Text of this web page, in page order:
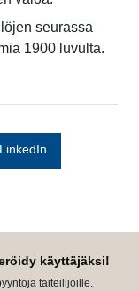
seurassa
1900 luvulta.
LinkedIn
käyttäjäksi!
taiteilijoille.